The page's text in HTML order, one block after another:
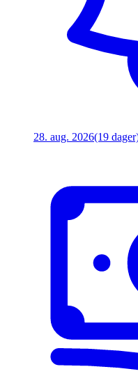
28. aug. 2026(19